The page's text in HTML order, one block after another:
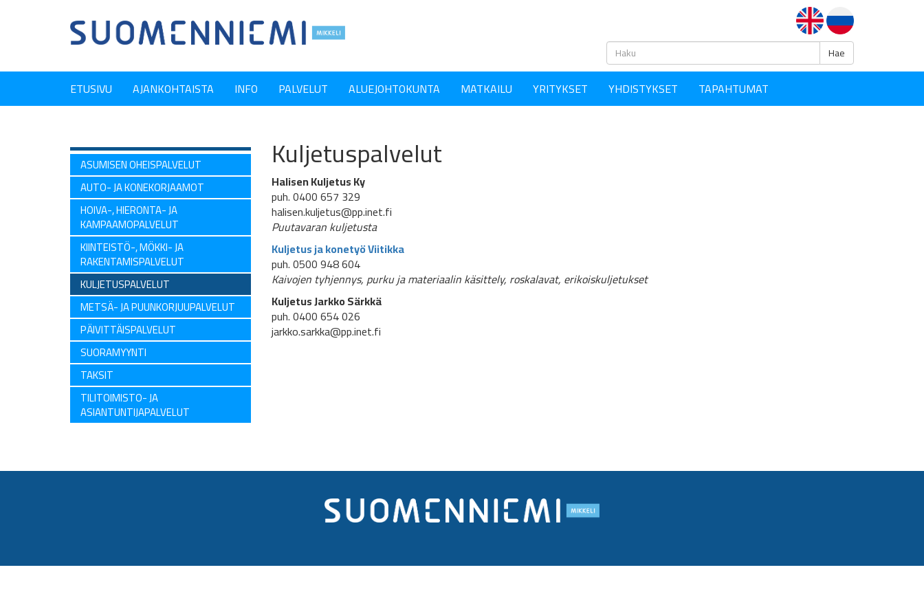
Haku
Hae
ETUSIVU AJANKOHTAISTA INFO PALVELUT ALUEJOHTOKUNTA MATKAILU YRITYKSET YHDISTYKSET TAPAHTUMAT
ASUMISEN OHEISPALVELUT
AUTO- JA KONEKORJAAMOT
HOIVA-, HIERONTA- JA
KAMPAAMOPALVELUT
KIINTEISTÖ-, MÖKKI- JA
RAKENTAMISPALVELUT
KULJETUSPALVELUT
METSÄ- JA PUUNKORJUUPALVELUT
PÄIVITTÄISPALVELUT
SUORAMYYNTI
TAKSIT
TILITOIMISTO- JA
ASIANTUNTIJAPALVELUT
Kuljetuspalvelut
Halisen Kuljetus Ky
puh. 0400 657 329
halisen.kuljetus@pp.inet.fi
Puutavaran kuljetusta
Kuljetus ja konetyö Viitikka
puh. 0500 948 604
Kaivojen tyhjennys, purku ja materiaalin käsittely, roskalavat, erikoiskuljetukset
Kuljetus Jarkko Särkkä
puh. 0400 654 026
jarkko.sarkka@pp.inet.fi